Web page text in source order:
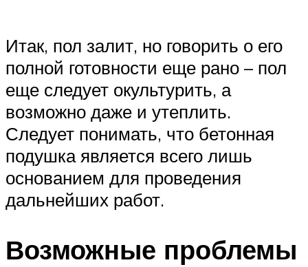
Итак, пол залит, но говорить о его
полной готовности еще рано – пол
еще следует окультурить, а
возможно даже и утеплить.
Следует понимать, что бетонная
подушка является всего лишь
основанием для проведения
дальнейших работ.
Возможные проблемы